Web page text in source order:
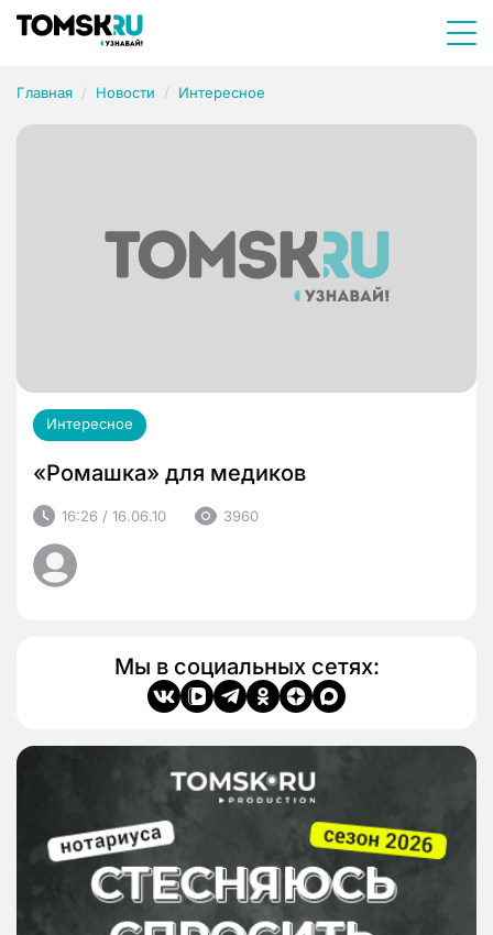
Главная Новости Интересное
Интересное
«Ромашка» для медиков
16:26 / 16.06.10 3960
Мы в социальных сетях: